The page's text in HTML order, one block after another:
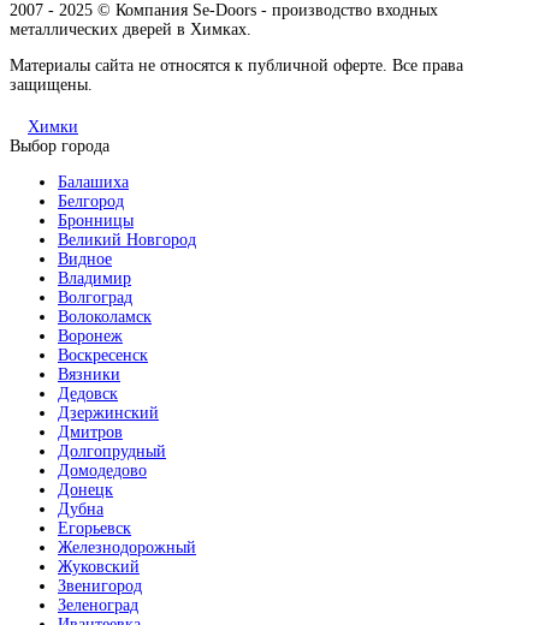
2007 - 2025 © Компания Se-Doors - производство входных
металлических дверей в Химках.
Материалы сайта не относятся к публичной оферте. Все права
защищены.
Химки
Выбор города
Балашиха
Белгород
Бронницы
Великий Новгород
Видное
Владимир
Волгоград
Волоколамск
Воронеж
Воскресенск
Вязники
Дедовск
Дзержинский
Дмитров
Долгопрудный
Домодедово
Донецк
Дубна
Егорьевск
Железнодорожный
Жуковский
Звенигород
Зеленоград